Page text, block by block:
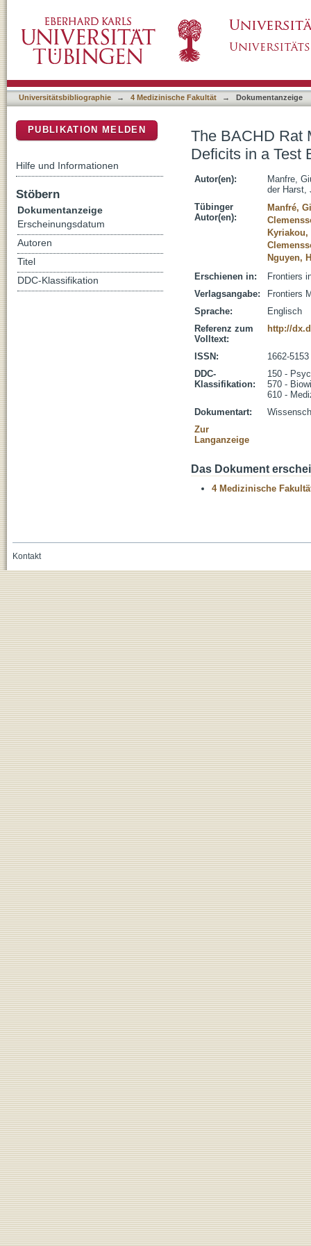
Function
Universitätsbibliographie → 4 Medizinische Fakultät → Dokumentanzeige
The BACHD Rat
Deficits in a Test
Autor(en):
Manfre,
der Harst,
Tübinger
Autor(en):
Manfré,
Nguyen,
Erschienen in:
Frontiers
Verlagsangabe:
Frontiers
Sprache:
Englisch
Referenz zum
Volltext:
http://
ISSN:
1662-5153
DDC-
Klassifikation:
150 -
570 -
610 -
Dokumentart:
Zur
Langanzeige
Das Dokument
4 Medizinische
PUBLIKATION MELDEN
Hilfe und Informationen
Stöbern
Dokumentanzeige
Erscheinungsdatum
Autoren
Titel
DDC-Klassifikation
Kontakt